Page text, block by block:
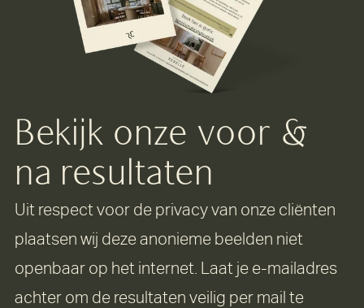
Bekijk onze voor &
na resultaten
Uit respect voor de privacy van onze cliënten
plaatsen wij deze anonieme beelden niet
openbaar op het internet. Laat je e-mailadres
achter om de resultaten veilig per mail te